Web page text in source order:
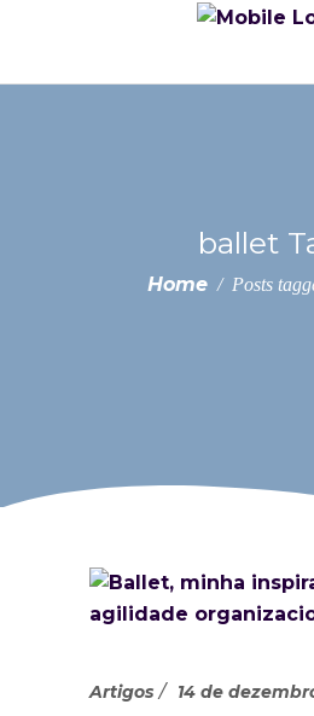
ballet
Home / Posts
Artigos 14 de